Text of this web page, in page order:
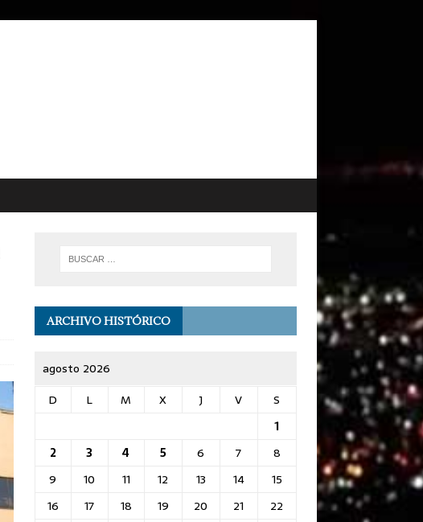
ARCHIVO HISTÓRICO
agosto 2026
D
L M X J V
S
1
2
3 4 5 6 7
8
9
10 11 12 13 14
15
16
17 18 19 20 21
22